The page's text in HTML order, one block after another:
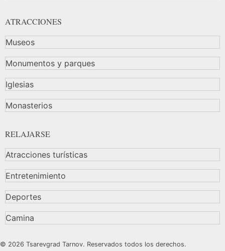
ATRACCIONES
Museos
Monumentos y parques
Iglesias
Monasterios
RELAJARSE
Atracciones turísticas
Entretenimiento
Deportes
Camina
© 2026 Tsarevgrad Tarnov. Reservados todos los derechos.